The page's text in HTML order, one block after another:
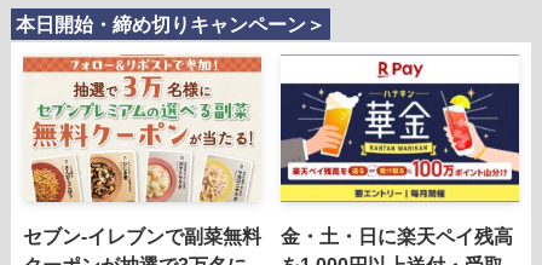
本日開始・締め切りキャンペーン＞
セブン‐イレブンで副菜無料
金・土・日に楽天ペイ残高